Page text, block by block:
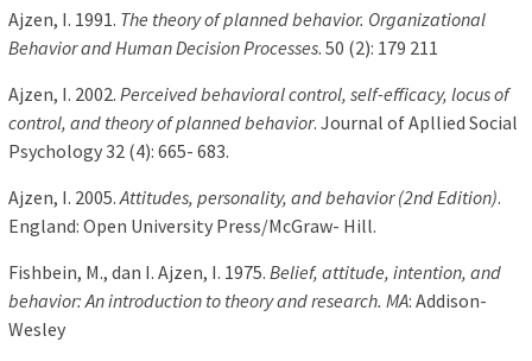
Ajzen, I. 1991. The theory of planned behavior. Organizational
Behavior and Human Decision Processes. 50 (2): 179 211
Ajzen, I. 2002. Perceived behavioral control, self-efficacy, locus of
control, and theory of planned behavior. Journal of Apllied Social
Psychology 32 (4): 665- 683.
Ajzen, I. 2005. Attitudes, personality, and behavior (2nd Edition).
England: Open University Press/McGraw- Hill.
Fishbein, M., dan I. Ajzen, I. 1975. Belief, attitude, intention, and
behavior: An introduction to theory and research. MA: Addison-
Wesley